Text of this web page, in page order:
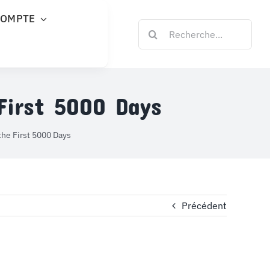
5000 Days
First 5000 Days
Précédent